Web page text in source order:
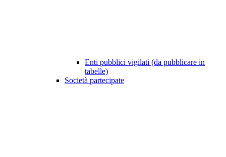
Enti pubblici vigilati (da pubblicare in
tabelle)
Società partecipate